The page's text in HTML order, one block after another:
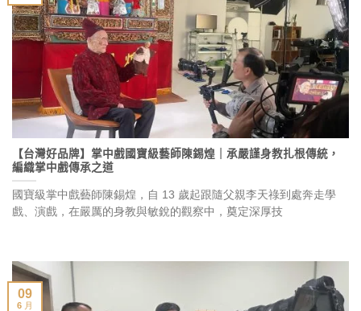
【台灣好品牌】掌中戲國寶級藝師陳錫煌｜承嚴謹身教扎根傳統，
編織掌中戲傳承之道
國寶級掌中戲藝師陳錫煌，自 13 歲起跟隨父親李天祿到處奔走學
戲、演戲，在嚴厲的身教與敏銳的觀察中，奠定深厚技
09
6 月